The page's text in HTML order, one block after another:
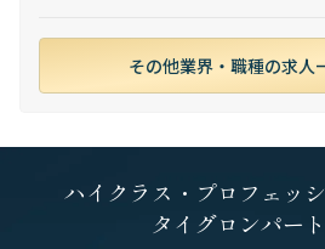
その他業界・職種の求人
ハイクラス・プロフェッ
タイグロンパー